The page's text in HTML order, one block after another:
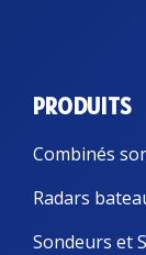
PRODUITS
Combinés
Radars
Sondeurs et